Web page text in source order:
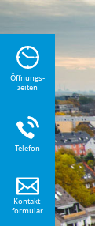
Öffnungs-
zeiten
Telefon
Kontakt-
formular
Sie
zu